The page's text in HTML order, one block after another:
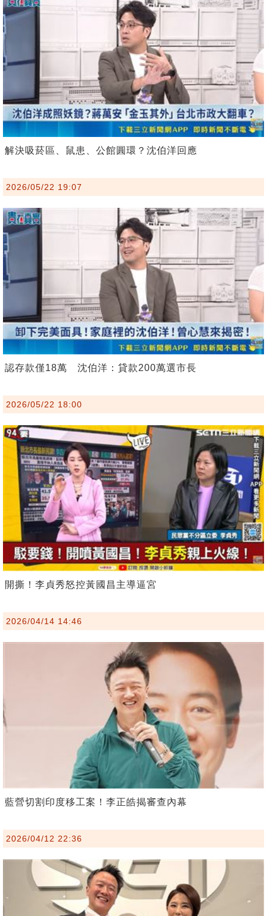
解決吸菸區、鼠患、公館圓環？沈伯洋回應
2026/05/22 19:07
認存款僅18萬 沈伯洋：貸款200萬選市長
2026/05/22 18:00
開撕！李貞秀怒控黃國昌主導逼宮
2026/04/14 14:46
藍營切割印度移工案！李正皓揭審查內幕
2026/04/12 22:36